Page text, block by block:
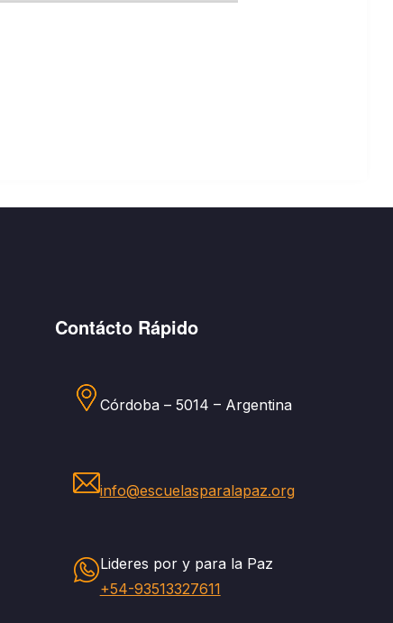
Contácto Rápido
Córdoba – 5014 – Argentina
info@escuelasparalapaz.org
Lideres por y para la Paz
+54-93513327611